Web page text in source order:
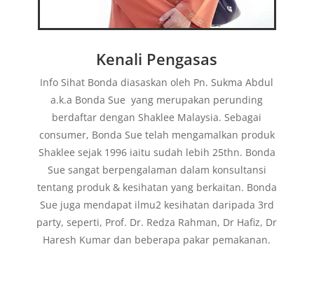
Kenali Pengasas
Info Sihat Bonda diasaskan oleh Pn. Sukma Abdul
a.k.a Bonda Sue yang merupakan perunding
berdaftar dengan Shaklee Malaysia. Sebagai
consumer, Bonda Sue telah mengamalkan produk
Shaklee sejak 1996 iaitu sudah lebih 25thn. Bonda
Sue sangat berpengalaman dalam konsultansi
tentang produk & kesihatan yang berkaitan. Bonda
Sue juga mendapat ilmu2 kesihatan daripada 3rd
party, seperti, Prof. Dr. Redza Rahman, Dr Hafiz, Dr
Haresh Kumar dan beberapa pakar pemakanan.